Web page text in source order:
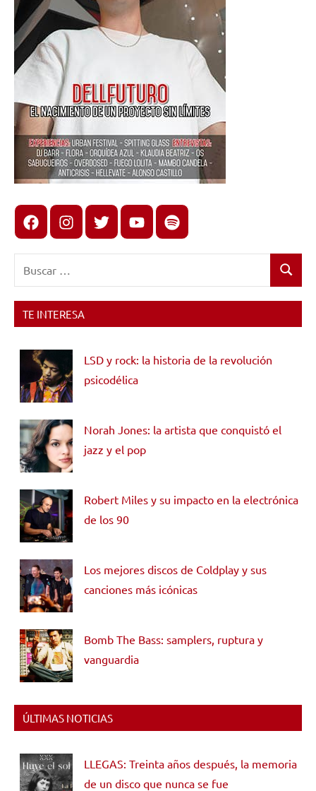
FacebookInstagram
X youtubespotify
Buscar
TE INTERESA
LSD y rock: la historia de la revolución
psicodélica
Norah Jones: la artista que conquistó el
jazz y el pop
Robert Miles y su impacto en la electrónica
de los 90
Los mejores discos de Coldplay y sus
canciones más icónicas
Bomb The Bass: samplers, ruptura y
vanguardia
ÚLTIMAS NOTICIAS
LLEGAS: Treinta años después, la memoria
de un disco que nunca se fue